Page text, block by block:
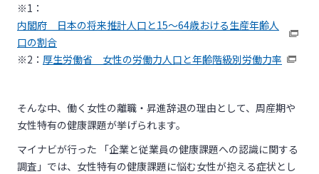
※1：
内閣府 日本の将来推計人口と15～64歳おける生産年齢人
口の割合
※2： 厚生労働省 女性の労働力人口と年齢階級別労働力率
そんな中、働く女性の離職・昇進辞退の理由として、周産期や
女性特有の健康課題が挙げられます。
マイナビが行った 「企業と従業員の健康課題への認識に関する
調査」では、女性特有の健康課題に悩む女性が抱える症状とし